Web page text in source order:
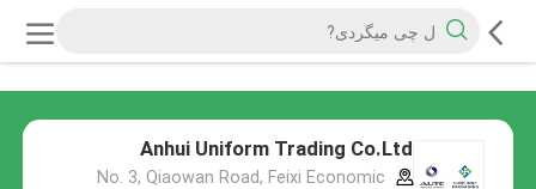
Anhui Uniform Trading Co.Ltd
No. 3, Qiaowan Road, Feixi Economic